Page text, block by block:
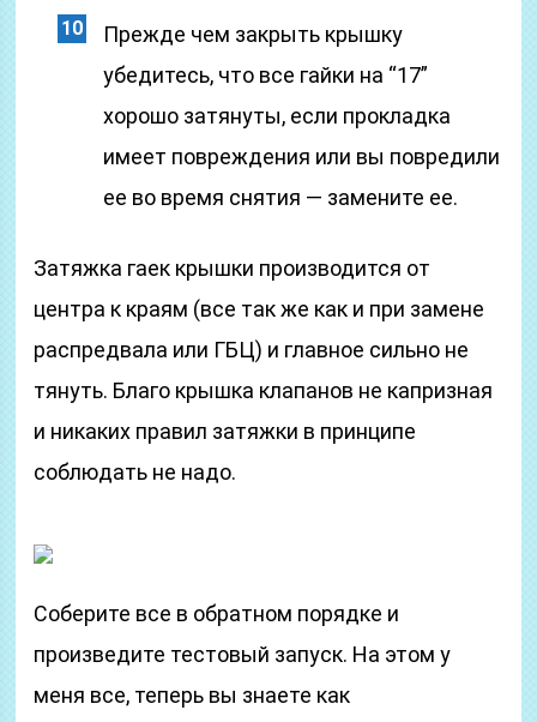
Прежде чем закрыть крышку
убедитесь, что все гайки на “17”
хорошо затянуты, если прокладка
имеет повреждения или вы повредили
ее во время снятия — замените ее.
Затяжка гаек крышки производится от
центра к краям (все так же как и при замене
распредвала или ГБЦ) и главное сильно не
тянуть. Благо крышка клапанов не капризная
и никаких правил затяжки в принципе
соблюдать не надо.
Соберите все в обратном порядке и
произведите тестовый запуск. На этом у
меня все, теперь вы знаете как